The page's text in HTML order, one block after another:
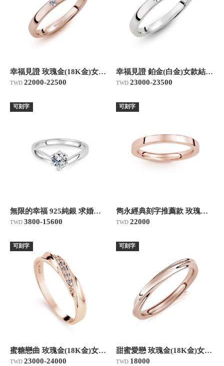
幸福見證 玫瑰金(18K金)女款結婚對戒
TWD 22000-22500
幸福見證 鉑金(白金)女款結婚對戒
TWD 23000-23500
可刻字
無限的幸福 925純銀 求婚訂婚戒
TWD 3800-15600
可刻字
雋永經典刻字推薦款 玫瑰金(18K金)女款結婚對戒
TWD 22000
可刻字
蜜糖戀曲 玫瑰金(18K金)女款結婚對戒
TWD 23000-24000
可刻字
甜蜜愛戀 玫瑰金(18K金)女款結婚對戒
TWD 18000